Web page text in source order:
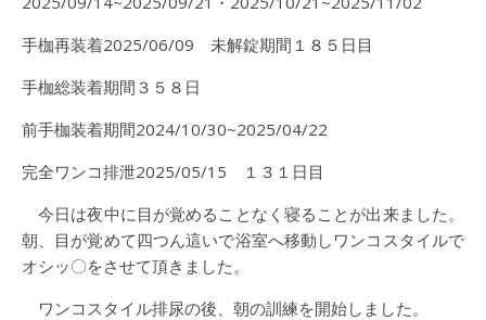
手枷再装着2025/06/09 未解錠期間１８５日目
手枷総装着期間３５８日
前手枷装着期間2024/10/30~2025/04/22
完全ワンコ排泄2025/05/15 １３１日目
今日は夜中に目が覚めることなく寝ることが出来ました。
朝、目が覚めて四つん這いで浴室へ移動しワンコスタイルで
オシッ〇をさせて頂きました。
ワンコスタイル排尿の後、朝の訓練を開始しました。